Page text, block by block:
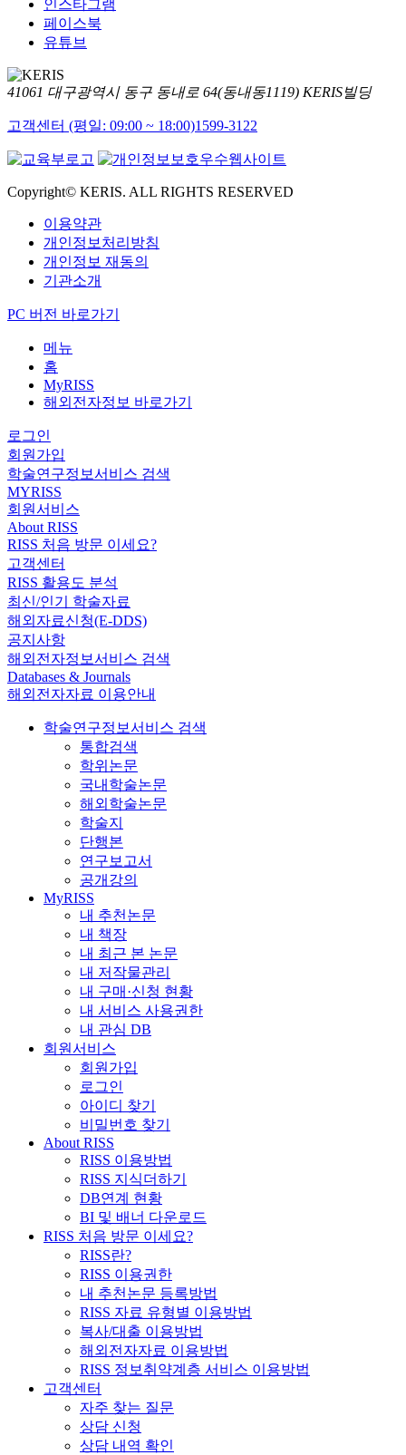
인스타그램
페이스북
유튜브
41061 대구광역시 동구 동내로 64(동내동1119) KERIS빌딩
고객센터 (평일: 09:00 ~ 18:00)1599-3122
Copyright© KERIS. ALL RIGHTS RESERVED
이용약관
개인정보처리방침
개인정보 재동의
기관소개
PC 버전 바로가기
메뉴
홈
MyRISS
해외전자정보 바로가기
로그인
회원가입
학술연구정보서비스 검색
MYRISS
회원서비스
About RISS
RISS 처음 방문 이세요?
고객센터
RISS 활용도 분석
최신/인기 학술자료
해외자료신청(E-DDS)
공지사항
해외전자정보서비스 검색
Databases & Journals
해외전자자료 이용안내
학술연구정보서비스 검색
통합검색
학위논문
국내학술논문
해외학술논문
학술지
단행본
연구보고서
공개강의
MyRISS
내 추천논문
내 책장
내 최근 본 논문
내 저작물관리
내 구매·신청 현황
내 서비스 사용권한
내 관심 DB
회원서비스
회원가입
로그인
아이디 찾기
비밀번호 찾기
About RISS
RISS 이용방법
RISS 지식더하기
DB연계 현황
BI 및 배너 다운로드
RISS 처음 방문 이세요?
RISS란?
RISS 이용권한
내 추천논문 등록방법
RISS 자료 유형별 이용방법
복사/대출 이용방법
해외전자자료 이용방법
RISS 정보취약계층 서비스 이용방법
고객센터
자주 찾는 질문
상담 신청
상담 내역 확인